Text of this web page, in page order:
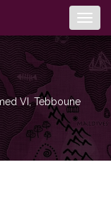
VI, Tebboune